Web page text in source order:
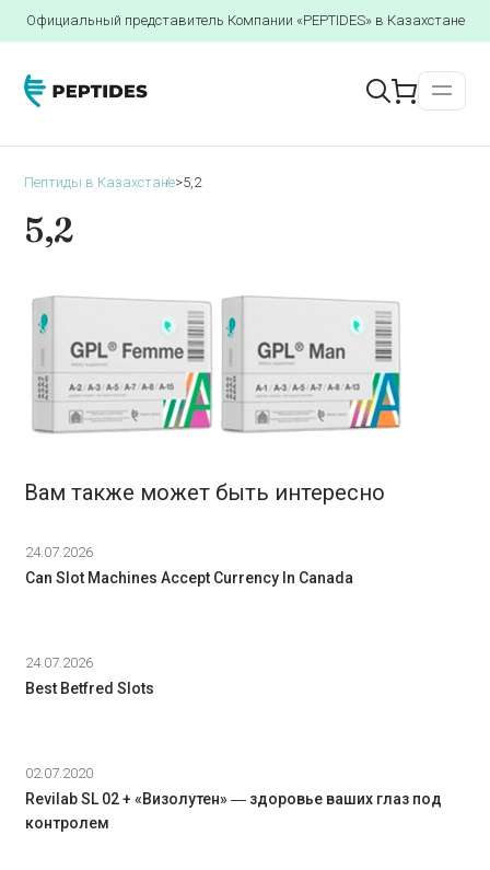
Официальный представитель Компании «PEPTIDES» в Казахстане
Пептиды в Казахстане>5,2
5,2
Вам также может быть интересно
24.07.2026
Can Slot Machines Accept Currency In Canada
24.07.2026
Best Betfred Slots
02.07.2020
Revilab SL 02 + «Визолутен» ― здоровье ваших глаз под
контролем